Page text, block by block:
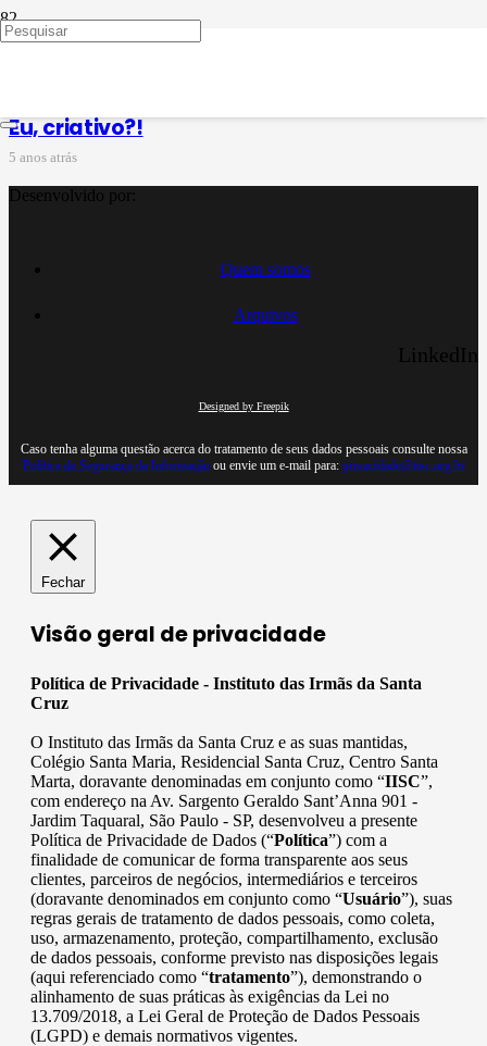
inovação
Eu, criativo?!
5 anos atrás
Desenvolvido por:
Quem somos
Arquivos
LinkedIn
Designed by Freepik
Caso tenha alguma questão acerca do tratamento de seus dados pessoais consulte nossa
Política de Segurança da Informaçãoou envie um e-mail para: privacidade@iisc.org.br
Fechar
Visão geral de privacidade
Política de Privacidade - Instituto das Irmãs da Santa
Cruz
O Instituto das Irmãs da Santa Cruz e as suas mantidas,
Colégio Santa Maria, Residencial Santa Cruz, Centro Santa
Marta, doravante denominadas em conjunto como “IISC”,
com endereço na Av. Sargento Geraldo Sant’Anna 901 -
Jardim Taquaral, São Paulo - SP, desenvolveu a presente
Política de Privacidade de Dados (“Política”) com a
finalidade de comunicar de forma transparente aos seus
clientes, parceiros de negócios, intermediários e terceiros
(doravante denominados em conjunto como “Usuário”), suas
regras gerais de tratamento de dados pessoais, como coleta,
uso, armazenamento, proteção, compartilhamento, exclusão
de dados pessoais, conforme previsto nas disposições legais
(aqui referenciado como “tratamento”), demonstrando o
alinhamento de suas práticas às exigências da Lei no
13.709/2018, a Lei Geral de Proteção de Dados Pessoais
(LGPD) e demais normativos vigentes.